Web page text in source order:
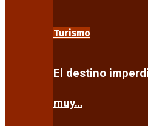
Turismo
El destino
muy…